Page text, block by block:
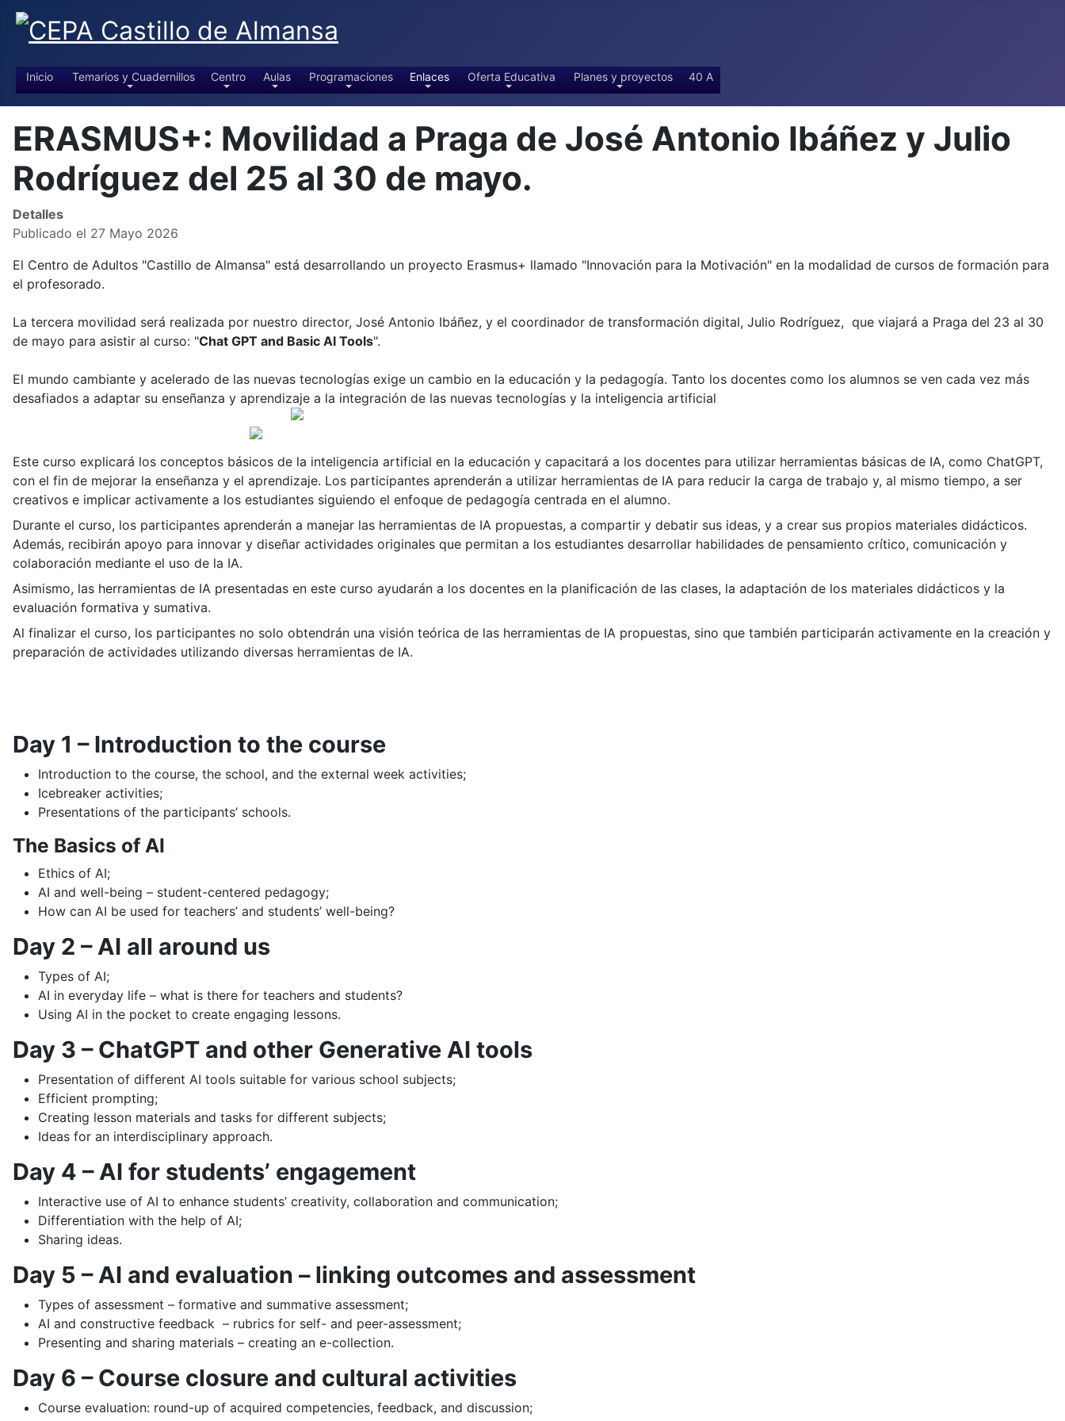
Inicio Temarios y Cuadernillos Centro Aulas Programaciones Enlaces Oferta Educativa Planes y proyectos 40 A
ERASMUS+: Movilidad a Praga de José Antonio Ibáñez y Julio
Rodríguez del 25 al 30 de mayo.
Detalles
Publicado el 27 Mayo 2026
El Centro de Adultos "Castillo de Almansa" está desarrollando un proyecto Erasmus+ llamado "Innovación para la Motivación" en la modalidad de cursos de formación para
el profesorado.
La tercera movilidad será realizada por nuestro director, José Antonio Ibáñez, y el coordinador de transformación digital, Julio Rodríguez, que viajará a Praga del 23 al 30
de mayo para asistir al curso: "Chat GPT and Basic AI Tools".
El mundo cambiante y acelerado de las nuevas tecnologías exige un cambio en la educación y la pedagogía. Tanto los docentes como los alumnos se ven cada vez más
desafiados a adaptar su enseñanza y aprendizaje a la integración de las nuevas tecnologías y la inteligencia artificial
Este curso explicará los conceptos básicos de la inteligencia artificial en la educación y capacitará a los docentes para utilizar herramientas básicas de IA, como ChatGPT,
con el fin de mejorar la enseñanza y el aprendizaje. Los participantes aprenderán a utilizar herramientas de IA para reducir la carga de trabajo y, al mismo tiempo, a ser
creativos e implicar activamente a los estudiantes siguiendo el enfoque de pedagogía centrada en el alumno.
Durante el curso, los participantes aprenderán a manejar las herramientas de IA propuestas, a compartir y debatir sus ideas, y a crear sus propios materiales didácticos.
Además, recibirán apoyo para innovar y diseñar actividades originales que permitan a los estudiantes desarrollar habilidades de pensamiento crítico, comunicación y
colaboración mediante el uso de la IA.
Asimismo, las herramientas de IA presentadas en este curso ayudarán a los docentes en la planificación de las clases, la adaptación de los materiales didácticos y la
evaluación formativa y sumativa.
Al finalizar el curso, los participantes no solo obtendrán una visión teórica de las herramientas de IA propuestas, sino que también participarán activamente en la creación y
preparación de actividades utilizando diversas herramientas de IA.
Day 1 – Introduction to the course
Introduction to the course, the school, and the external week activities;
Icebreaker activities;
Presentations of the participants’ schools.
The Basics of AI
Ethics of AI;
AI and well-being – student-centered pedagogy;
How can AI be used for teachers’ and students’ well-being?
Day 2 – AI all around us
Types of AI;
AI in everyday life – what is there for teachers and students?
Using AI in the pocket to create engaging lessons.
Day 3 – ChatGPT and other Generative AI tools
Presentation of different AI tools suitable for various school subjects;
Efficient prompting;
Creating lesson materials and tasks for different subjects;
Ideas for an interdisciplinary approach.
Day 4 – AI for students’ engagement
Interactive use of AI to enhance students’ creativity, collaboration and communication;
Differentiation with the help of AI;
Sharing ideas.
Day 5 – AI and evaluation – linking outcomes and assessment
Types of assessment – formative and summative assessment;
AI and constructive feedback – rubrics for self- and peer-assessment;
Presenting and sharing materials – creating an e-collection.
Day 6 – Course closure and cultural activities
Course evaluation: round-up of acquired competencies, feedback, and discussion;